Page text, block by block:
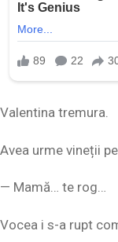
Valentina tremura.
Avea urme vineții
— Mamă… te rog…
Vocea i s-a rupt